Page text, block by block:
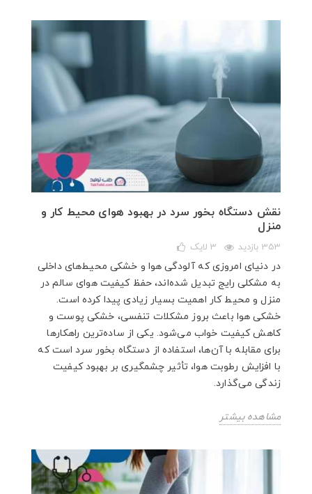
نقش دستگاه بخور سرد در بهبود هوای محیط کار و
منزل
353 بازدید 3 لایک
در دنیای امروزی که آلودگی هوا و خشکی محیط‌های داخلی
به مشکلی رایج تبدیل شده‌اند، حفظ کیفیت هوای سالم در
منزل و محیط کار اهمیت بسیار زیادی پیدا کرده است.
خشکی هوا باعث بروز مشکلات تنفسی، خشکی پوست و
کاهش کیفیت خواب می‌شود. یکی از ساده‌ترین راهکارها
برای مقابله با آن‌ها، استفاده از دستگاه بخور سرد است که
با افزایش رطوبت هوا، تأثیر چشمگیری بر بهبود کیفیت
زندگی می‌گذارد.
مشاهده بیشتر